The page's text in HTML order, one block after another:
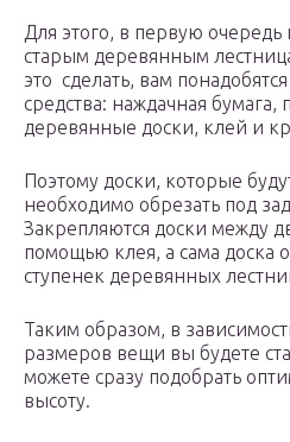
Для этого, в первую
старым деревянным
это сделать, вам
средства: наждачная бумага,
деревянные доски, клей и
Поэтому доски, которые
необходимо обрезать под
Закрепляются доски между
помощью клея, а сама доска
ступенек деревянных
Таким образом, в
размеров вещи вы будете
можете сразу подобрать
высоту.